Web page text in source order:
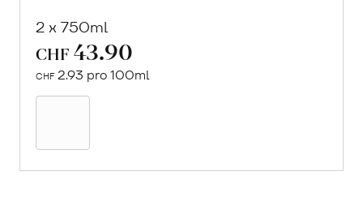
2 x 750ml
CHF 43.90
CHF 2.93 pro 100ml